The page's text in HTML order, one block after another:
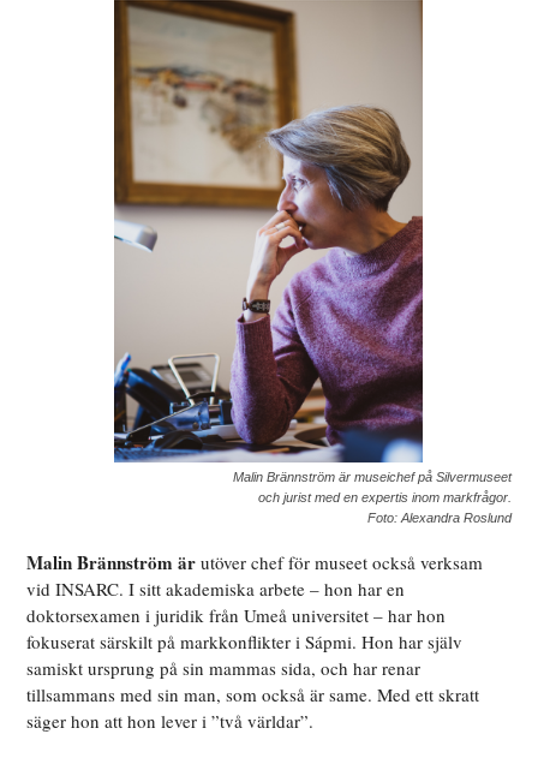
Malin Brännström är museichef på Silvermuseet
och jurist med en expertis inom markfrågor.
Foto: Alexandra Roslund
Malin Brännström ärutöver chef för museet också verksam
vid INSARC. I sitt akademiska arbete – hon har en
doktorsexamen i juridik från Umeå universitet – har hon
fokuserat särskilt på markkonflikter i Sápmi. Hon har själv
samiskt ursprung på sin mammas sida, och har renar
tillsammans med sin man, som också är same. Med ett skratt
säger hon att hon lever i ”två världar”.